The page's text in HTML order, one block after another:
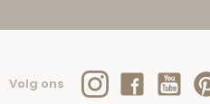
Volg ons